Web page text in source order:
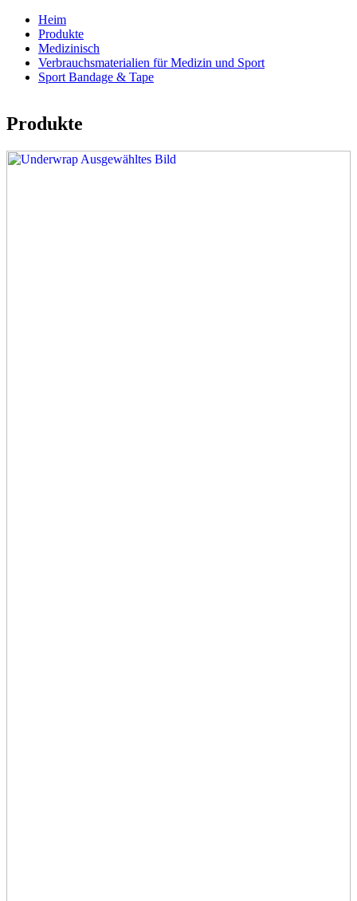
Heim
Produkte
Medizinisch
Verbrauchsmaterialien für Medizin und Sport
Sport Bandage & Tape
Produkte